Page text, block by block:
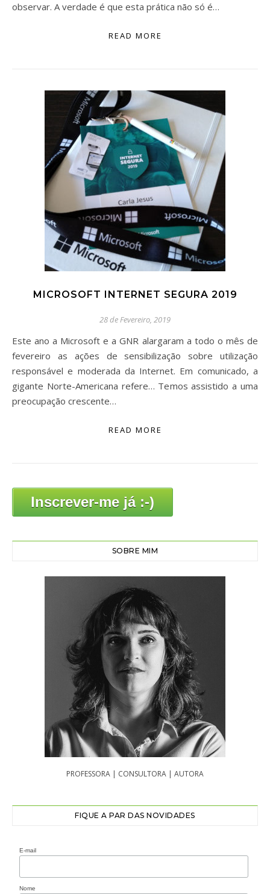
observar. A verdade é que esta prática não só é…
READ MORE
MICROSOFT INTERNET SEGURA 2019
28 de Fevereiro, 2019
Este ano a Microsoft e a GNR alargaram a todo o mês de
fevereiro as ações de sensibilização sobre utilização
responsável e moderada da Internet. Em comunicado, a
gigante Norte-Americana refere… Temos assistido a uma
preocupação crescente…
READ MORE
Inscrever-me já :-)
SOBRE MIM
PROFESSORA | CONSULTORA | AUTORA
FIQUE A PAR DAS NOVIDADES
E-mail
Nome